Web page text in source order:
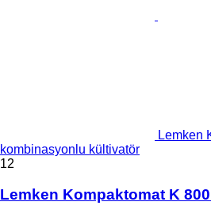
Lemken
kombinasyonlu kültivatör
12
Lemken Kompaktomat K